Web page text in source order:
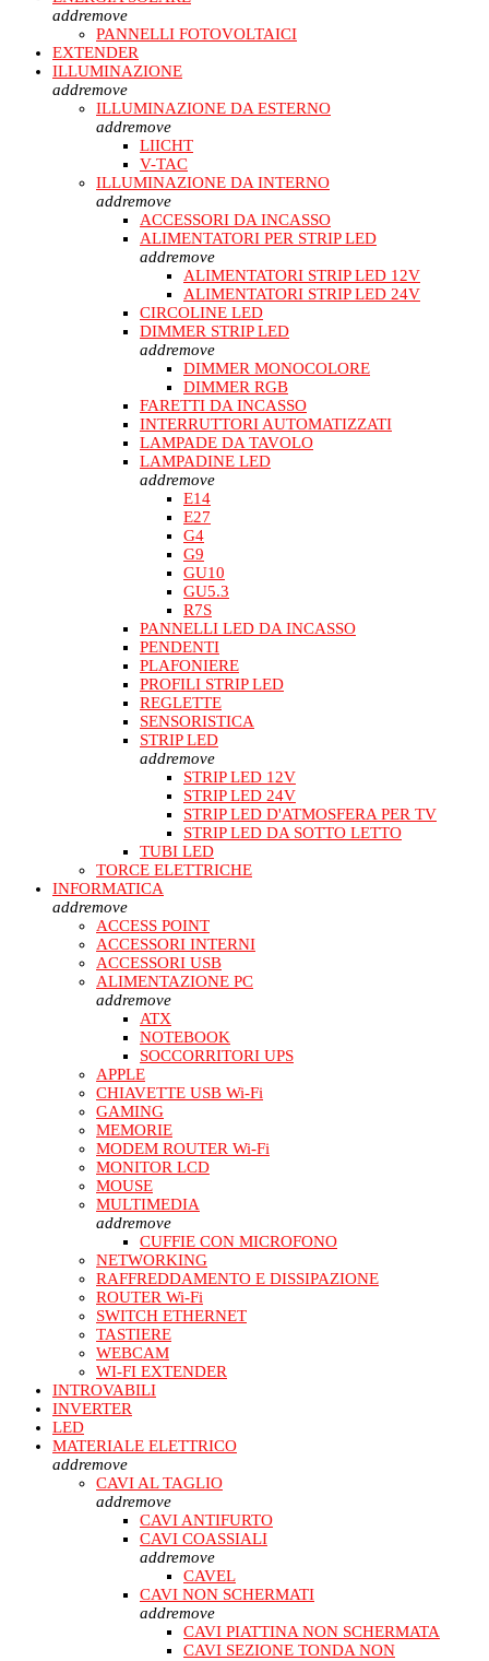
addremove
PANNELLI FOTOVOLTAICI
EXTENDER
ILLUMINAZIONE
addremove
ILLUMINAZIONE DA ESTERNO
addremove
LIICHT
V-TAC
ILLUMINAZIONE DA INTERNO
addremove
ACCESSORI DA INCASSO
ALIMENTATORI PER STRIP LED
addremove
ALIMENTATORI STRIP LED 12V
ALIMENTATORI STRIP LED 24V
CIRCOLINE LED
DIMMER STRIP LED
addremove
DIMMER MONOCOLORE
DIMMER RGB
FARETTI DA INCASSO
INTERRUTTORI AUTOMATIZZATI
LAMPADE DA TAVOLO
LAMPADINE LED
addremove
E14
E27
G4
G9
GU10
GU5.3
R7S
PANNELLI LED DA INCASSO
PENDENTI
PLAFONIERE
PROFILI STRIP LED
REGLETTE
SENSORISTICA
STRIP LED
addremove
STRIP LED 12V
STRIP LED 24V
STRIP LED D'ATMOSFERA PER TV
STRIP LED DA SOTTO LETTO
TUBI LED
TORCE ELETTRICHE
INFORMATICA
addremove
ACCESS POINT
ACCESSORI INTERNI
ACCESSORI USB
ALIMENTAZIONE PC
addremove
ATX
NOTEBOOK
SOCCORRITORI UPS
APPLE
CHIAVETTE USB Wi-Fi
GAMING
MEMORIE
MODEM ROUTER Wi-Fi
MONITOR LCD
MOUSE
MULTIMEDIA
addremove
CUFFIE CON MICROFONO
NETWORKING
RAFFREDDAMENTO E DISSIPAZIONE
ROUTER Wi-Fi
SWITCH ETHERNET
TASTIERE
WEBCAM
WI-FI EXTENDER
INTROVABILI
INVERTER
LED
MATERIALE ELETTRICO
addremove
CAVI AL TAGLIO
addremove
CAVI ANTIFURTO
CAVI COASSIALI
addremove
CAVEL
CAVI NON SCHERMATI
addremove
CAVI PIATTINA NON SCHERMATA
CAVI SEZIONE TONDA NON